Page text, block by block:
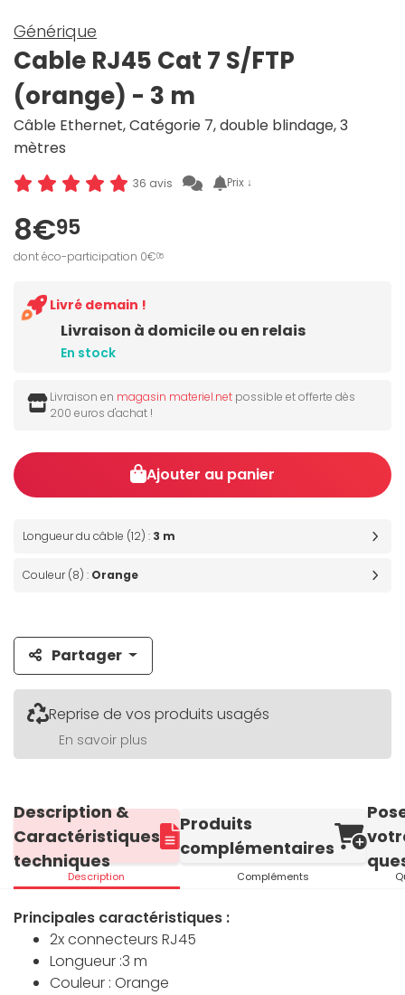
Générique
Cable RJ45 Cat 7 S/FTP
(orange) - 3 m
Câble Ethernet, Catégorie 7, double blindage, 3
mètres
36 avis Prix ↓
8€95
dont éco-participation 0€05
Livraison à domicile ou en relais
En stock
Livré demain !
Livraison en magasin materiel.net possible et offerte dès
200 euros d'achat !
Ajouter au panier
Longueur du câble (12) : 3 m
Couleur (8) : Orange
Partager
Reprise de vos produits usagés
En savoir plus
Description &
Caractéristiques
techniques
Description
Produits
complémentaires
Compléments
Principales caractéristiques :
2x connecteurs RJ45
Longueur :3 m
Couleur : Orange